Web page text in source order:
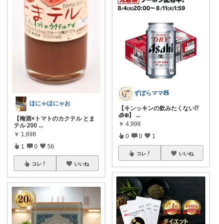
ほにゃほにゃお
【梅酒×トマトのカクテル とま
テル 200 ...
￥ 1,698
1 0 56
コレ いいね
ずぼらママ🧸
【キンッキンの飲みたくない⁉️
🧊❄️】 ...
￥ 4,998
0 0 1
コレ いいね